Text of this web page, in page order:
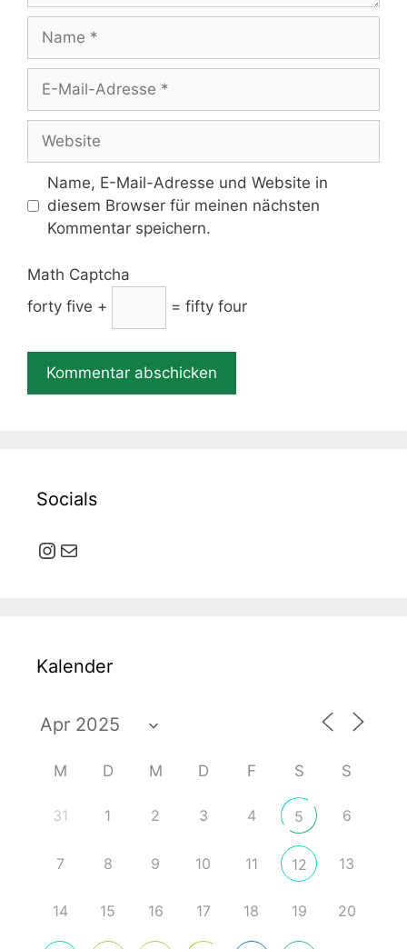
Name
Adresse
Website
Name, E-Mail-Adresse und Website in
diesem Browser für meinen nächsten
Kommentar speichern.
Math Captcha
forty five +
= fifty four
Socials
Instagram
E-Mail
Kalender
M D M D F S S
31 1 2 3 4 5 6
7 8 9 10 11 12 13
14 15 16 17 18 19 20